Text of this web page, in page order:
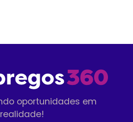
oportunidades em
realidade!